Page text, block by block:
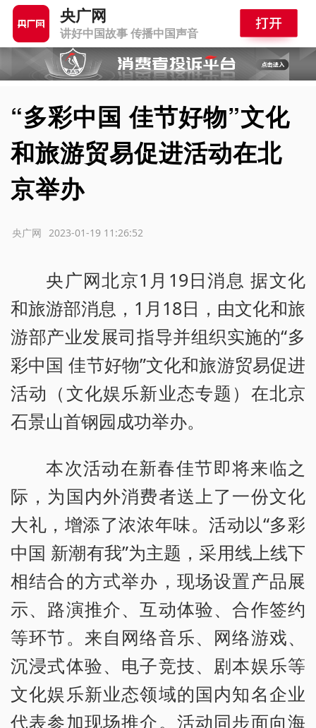
央广网
讲好中国故事 传播中国声音
“多彩中国 佳节好物”文化
和旅游贸易促进活动在北
京举办
2023-01-19 11:26:52
央广网
央广网北京1月19日消息 据文化
和旅游部消息，1月18日，由文化和旅
游部产业发展司指导并组织实施的“多
彩中国 佳节好物”文化和旅游贸易促进
活动（文化娱乐新业态专题）在北京
石景山首钢园成功举办。
本次活动在新春佳节即将来临之
际，为国内外消费者送上了一份文化
大礼，增添了浓浓年味。活动以“多彩
中国 新潮有我”为主题，采用线上线下
相结合的方式举办，现场设置产品展
示、路演推介、互动体验、合作签约
等环节。来自网络音乐、网络游戏、
沉浸式体验、电子竞技、剧本娱乐等
文化娱乐新业态领域的国内知名企业
代表参加现场推介。活动同步面向海